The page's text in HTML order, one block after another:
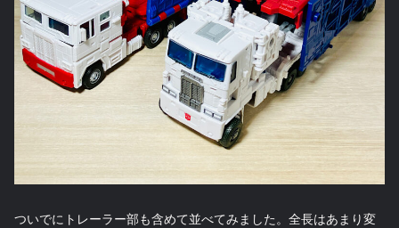
ついでにトレーラー部も含めて並べてみました。全長はあまり変